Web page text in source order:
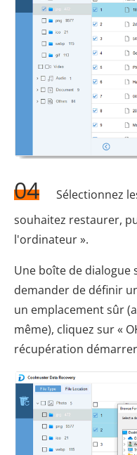
04
Sélectionnez
souhaitez restaurer,
l'ordinateur ».
Une boîte de dialogue
demander de définir
un emplacement sûr
même), cliquez sur «
récupération